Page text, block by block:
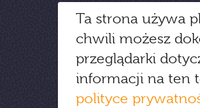
Ta strona używa
chwili możesz
przeglądarki
informacji na ten
polityce